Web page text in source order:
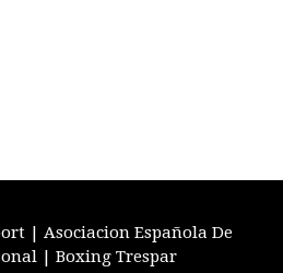
| Asociacion Española De
| Boxing Trespar